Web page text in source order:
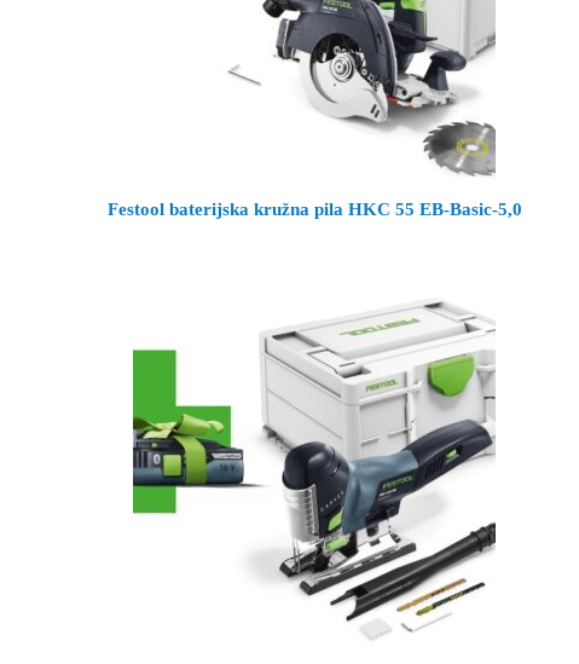
Festool baterijska kružna pila HKC 55 EB-Basic-5,0